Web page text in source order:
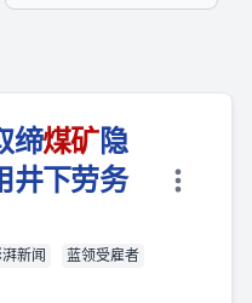
缔煤矿隐
井下劳务
新闻
蓝领受雇者